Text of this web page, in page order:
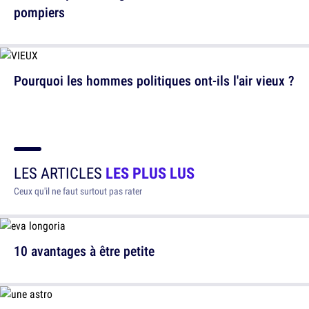
pompiers
Pourquoi les hommes politiques ont-ils l'air vieux ?
LES ARTICLES LES PLUS LUS
Ceux qu'il ne faut surtout pas rater
10 avantages à être petite